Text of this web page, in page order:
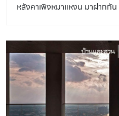
หลังคาเพิงหมาแหงน มาฝากกัน